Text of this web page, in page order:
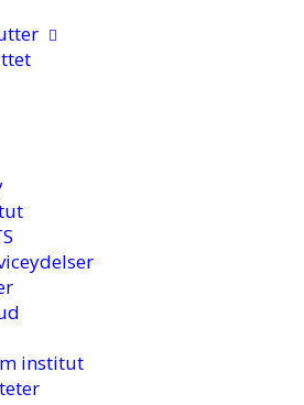
institut
pålidelige